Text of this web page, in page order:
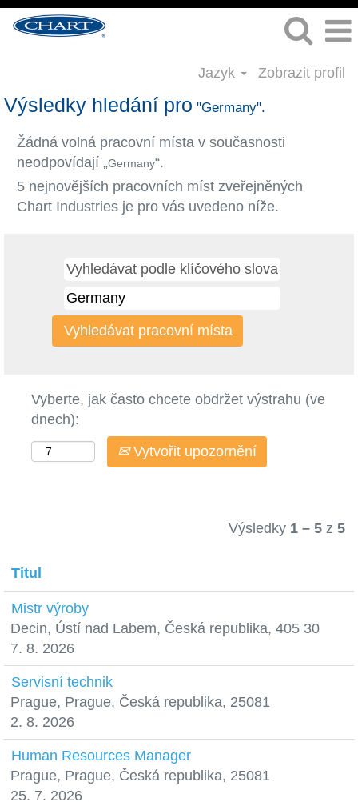
Jazyk Zobrazit profil
Výsledky hledání pro "Germany".
Žádná volná pracovní místa v současnosti
neodpovídají „Germany“.
5 nejnovějších pracovních míst zveřejněných
Chart Industries je pro vás uvedeno níže.
Vyberte, jak často chcete obdržet výstrahu (ve
dnech):
Vytvořit upozornění
Výsledky 1 – 5 z 5
Titul
Mistr výroby
Decin, Ústí nad Labem, Česká republika, 405 30
7. 8. 2026
Servisní technik
Prague, Prague, Česká republika, 25081
2. 8. 2026
Human Resources Manager
Prague, Prague, Česká republika, 25081
25. 7. 2026